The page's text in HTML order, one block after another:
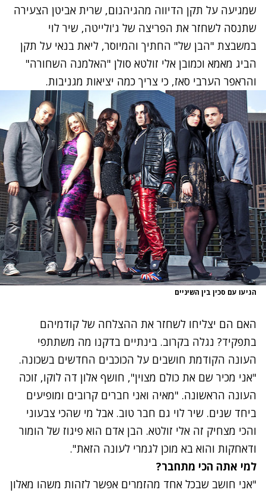
שמגיעה על תקן הדיווה מהגיהנום, שרית אביטן הצעירה
שתנסה לשחזר את הפריצה של ג'ולייטה, שיר לוי
במשבצת "הבן של" החתיך והמיוסר, ליאת בנאי על תקן
הביג מאמא וכמובן אלי זולטא סולן "האלמנה השחורה"
והראפר הערבי סאז, כי צריך כמה יציאות מגניבות.
הגיעו עם סכין בין השיניים
האם הם יצליחו לשחזר את ההצלחה של קודמיהם
בתפקיד? נגלה בקרוב. בינתיים בדקנו מה משתתפי
העונה הקודמת חושבים על הכוכבים החדשים בשכונה.
"אני מכיר שם את כולם מצוין", חושף אלון דה לוקו, זוכה
העונה הראשונה. "מאיה ואני חברים קרובים ומופיעים
ביחד שנים. שיר לוי גם חבר טוב. אבל מי שהכי צבעוני
והכי מצחיק זה אלי זולטא. הבן אדם הוא פיגוז של הומור
ודאחקות והוא בא מוכן לגמרי לעונה הזאת".
למי אתה הכי מתחבר?
"אני חושב שבכל אחד מהזמרים אפשר לזהות משהו מאלון